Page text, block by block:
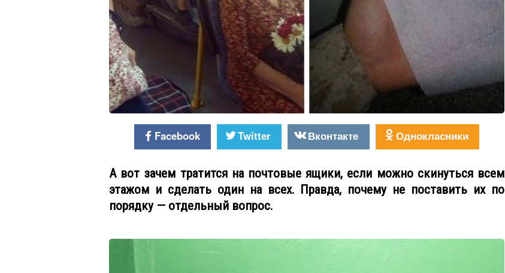
Facebook Twitter Вконтакте Однокласники
А вот зачем тратится на почтовые ящики, если можно скинуться всем
этажом и сделать один на всех. Правда, почему не поставить их по
порядку — отдельный вопрос.